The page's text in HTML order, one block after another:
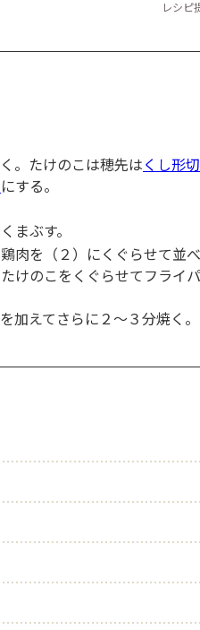
レシピ
。たけのこは穂先はくし形
にする。
まぶす。
肉を（２）にくぐらせて並べ
けのこをくぐらせてフライ
加えてさらに２～３分焼く。